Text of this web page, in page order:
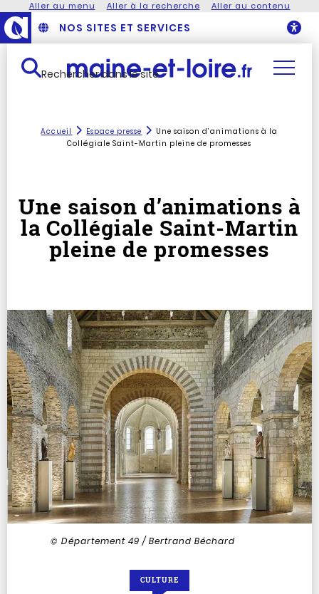
Aller au menu Aller à la recherche Aller au contenu
NOS SITES ET SERVICES
Rechercher dans le site
Accueil Espace presse
Une saison d’animations à la
Collégiale Saint-Martin pleine de promesses
Une saison d’animations à
la Collégiale Saint-Martin
pleine de promesses
© Département 49 / Bertrand Béchard
CULTURE